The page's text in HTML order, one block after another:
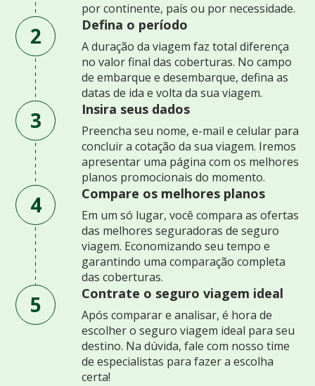
por continente, país ou por necessidade.
2 Defina o período
A duração da viagem faz total diferença
no valor final das coberturas. No campo
de embarque e desembarque, defina as
datas de ida e volta da sua viagem.
3 Insira seus dados
Preencha seu nome, e-mail e celular para
concluir a cotação da sua viagem. Iremos
apresentar uma página com os melhores
planos promocionais do momento.
4 Compare os melhores planos
Em um só lugar, você compara as ofertas
das melhores seguradoras de seguro
viagem. Economizando seu tempo e
garantindo uma comparação completa
das coberturas.
5 Contrate o seguro viagem ideal
Após comparar e analisar, é hora de
escolher o seguro viagem ideal para seu
destino. Na dúvida, fale com nosso time
de especialistas para fazer a escolha
certa!